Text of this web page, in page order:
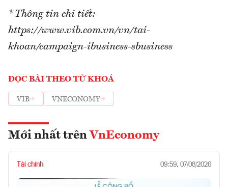
* Thông tin chi tiết:
https://www.vib.com.vn/vn/tai-
khoan/campaign-ibusiness-sbusiness
ĐỌC BÀI THEO TỪ KHOÁ
VIB VNECONOMY
Mới nhất trên VnEconomy
Tài chính 09:59, 07/08/2026